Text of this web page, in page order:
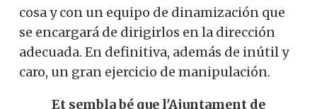
cosa y con un equipo de dinamización que
se encargará de dirigirlos en la dirección
adecuada. En definitiva, además de inútil y
caro, un gran ejercicio de manipulación.
Et sembla bé que l'Ajuntament de